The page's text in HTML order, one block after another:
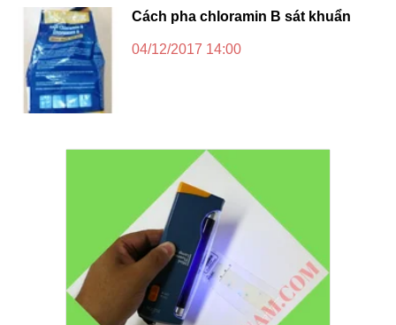
Cách pha chloramin B sát khuẩn
04/12/2017 14:00